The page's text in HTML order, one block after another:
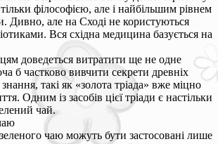
філософією, але і найбільшим рівнем
Дивно, але на Сході не користуються
Вся східна медицина базується на
доведеться витратити ще не одне
б частково вивчити секрети древніх
такі як «золота тріада» вже міцно
Одним із засобів цієї тріади є настільки
чай.
чаю можуть бути застосовані лише